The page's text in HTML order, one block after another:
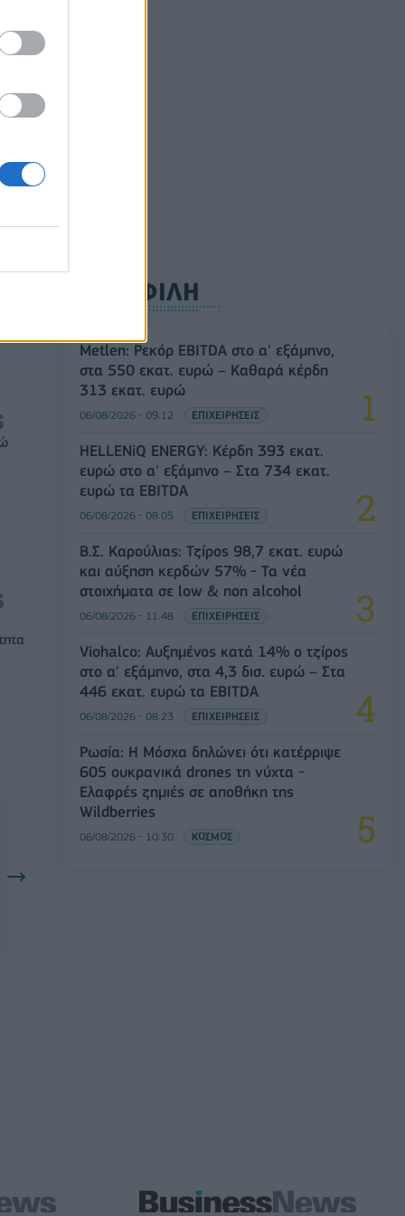
ΔΗΜΟΦΙΛΗ
Metlen: Ρεκόρ EBITDA στο α' εξάμηνο,
στα 550 εκατ. ευρώ – Καθαρά κέρδη
313 εκατ. ευρώ
06/08/2026 - 09:12 ΕΠΙΧΕΙΡΗΣΕΙΣ
HELLENiQ ENERGY: Κέρδη 393 εκατ.
ευρώ στο α' εξάμηνο – Στα 734 εκατ.
ευρώ τα EBITDA
06/08/2026 - 08:05 ΕΠΙΧΕΙΡΗΣΕΙΣ
Β.Σ. Καρούλιας: Τζίρος 98,7 εκατ. ευρώ
και αύξηση κερδών 57% - Τα νέα
στοιχήματα σε low & non alcohol
06/08/2026 - 11:48 ΕΠΙΧΕΙΡΗΣΕΙΣ
Viohalco: Αυξημένος κατά 14% ο τζίρος
στο α' εξάμηνο, στα 4,3 δισ. ευρώ – Στα
446 εκατ. ευρώ τα EBITDA
06/08/2026 - 08:23 ΕΠΙΧΕΙΡΗΣΕΙΣ
Ρωσία: Η Μόσχα δηλώνει ότι κατέρριψε
605 ουκρανικά drones τη νύχτα -
Ελαφρές ζημιές σε αποθήκη της
Wildberries
06/08/2026 - 10:30 ΚΟΣΜΟΣ